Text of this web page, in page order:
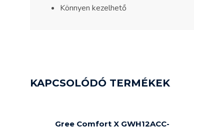
Könnyen kezelhető
KAPCSOLÓDÓ TERMÉKEK
Gree Comfort X GWH12ACC-